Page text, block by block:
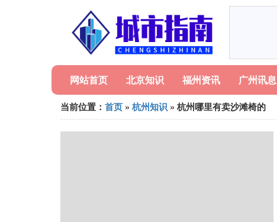
网站首页 北京知识 福州资讯 广州讯息
当前位置： 首页 » 杭州知识 » 杭州哪里有卖沙滩椅的